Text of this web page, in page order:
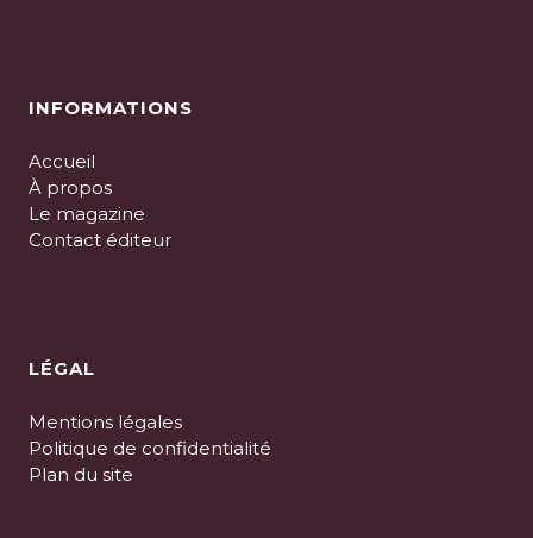
INFORMATIONS
Accueil
À propos
Le magazine
Contact éditeur
LÉGAL
Mentions légales
Politique de confidentialité
Plan du site